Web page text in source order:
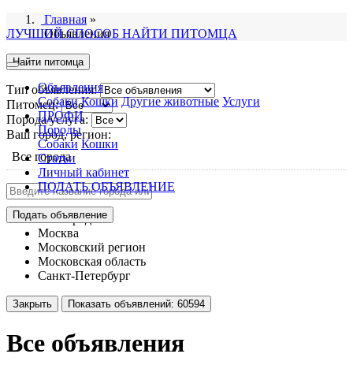
ЛУЧШИЙ СПОСОБ НАЙТИ ПИТОМЦА
Объявления
Собаки Кошки Другие животные Услуги
ПРОФИ
Породы
Собаки Кошки
Статьи
Личный кабинет
ПОДАТЬ ОБЪЯВЛЕНИЕ
Подать объявление
Главная »
Объявления
Найти питомца
Тип объявления:
Питомец:
Порода/услуга:
Ваш город, регион:
Все города
Все города
Москва
Московский регион
Московская область
Санкт-Петербург
Закрыть Показать объявлений: 60594
Все объявления